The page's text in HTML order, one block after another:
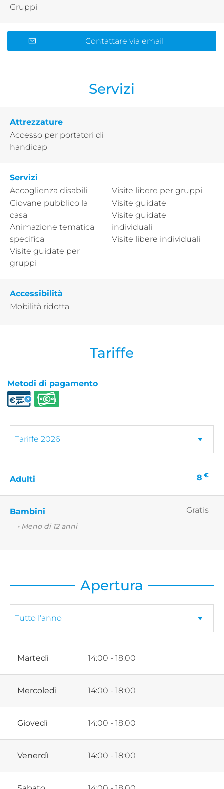
Gruppi
Contattare via email
Servizi
Attrezzature
Accesso per portatori di
handicap
Servizi
Accoglienza disabili
Giovane pubblico la
casa
Animazione tematica
specifica
Visite guidate per
gruppi
Visite libere per gruppi
Visite guidate
Visite guidate
individuali
Visite libere individuali
Accessibilità
Mobilità ridotta
Tariffe
Metodi di pagamento
Adulti 8 €
Bambini Gratis
• Meno di 12 anni
Apertura
Martedì 14:00 - 18:00
Mercoledì 14:00 - 18:00
Giovedì 14:00 - 18:00
Venerdì 14:00 - 18:00